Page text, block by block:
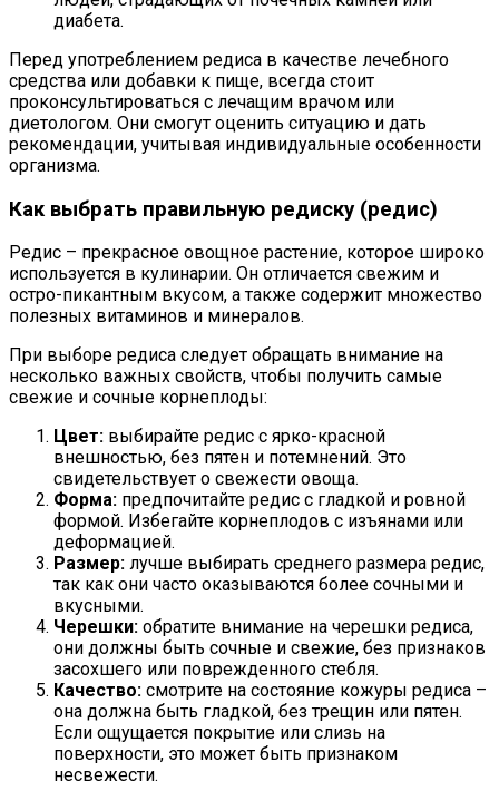
диабета.
Перед употреблением редиса в качестве лечебного
средства или добавки к пище, всегда стоит
проконсультироваться с лечащим врачом или
диетологом. Они смогут оценить ситуацию и дать
рекомендации, учитывая индивидуальные особенности
организма.
Как выбрать правильную редиску (редис)
Редис – прекрасное овощное растение, которое широко
используется в кулинарии. Он отличается свежим и
остро-пикантным вкусом, а также содержит множество
полезных витаминов и минералов.
При выборе редиса следует обращать внимание на
несколько важных свойств, чтобы получить самые
свежие и сочные корнеплоды:
Цвет: выбирайте редис с ярко-красной
внешностью, без пятен и потемнений. Это
свидетельствует о свежести овоща.
Форма: предпочитайте редис с гладкой и ровной
формой. Избегайте корнеплодов с изъянами или
деформацией.
Размер: лучше выбирать среднего размера редис,
так как они часто оказываются более сочными и
вкусными.
Черешки: обратите внимание на черешки редиса,
они должны быть сочные и свежие, без признаков
засохшего или поврежденного стебля.
Качество: смотрите на состояние кожуры редиса –
она должна быть гладкой, без трещин или пятен.
Если ощущается покрытие или слизь на
поверхности, это может быть признаком
несвежести.